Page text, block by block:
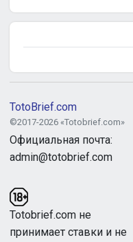
TotoBrief.com
©2017-2026 «Totobrief.com»
Официальная почта:
admin@totobrief.com
Totobrief.com не
принимает ставки и не